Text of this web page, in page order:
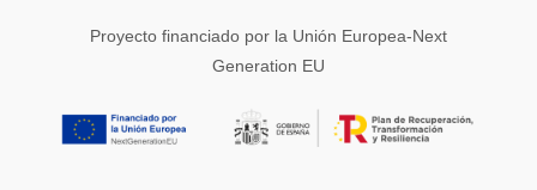
Proyecto financiado por la Unión Europea-Next
Generation EU